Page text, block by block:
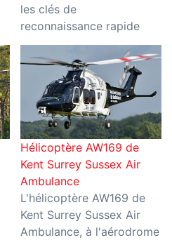
les clés de
reconnaissance rapide
Hélicoptère AW169 de
Kent Surrey Sussex Air
Ambulance
L'hélicoptère AW169 de
Kent Surrey Sussex Air
Ambulance, à l'aérodrome